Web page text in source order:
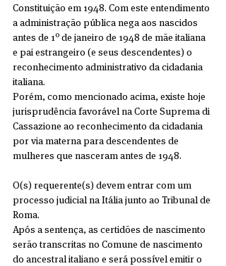
Constituição em 1948. Com este entendimento
a administração pública nega aos nascidos
antes de 1º de janeiro de 1948 de mãe italiana
e pai estrangeiro (e seus descendentes) o
reconhecimento administrativo da cidadania
italiana.
Porém, como mencionado acima, existe hoje
jurisprudência favorável na Corte Suprema di
Cassazione ao reconhecimento da cidadania
por via materna para descendentes de
mulheres que nasceram antes de 1948.
O(s) requerente(s) devem entrar com um
processo judicial na Itália junto ao Tribunal de
Roma.
Após a sentença, as certidões de nascimento
serão transcritas no Comune de nascimento
do ancestral italiano e será possível emitir o